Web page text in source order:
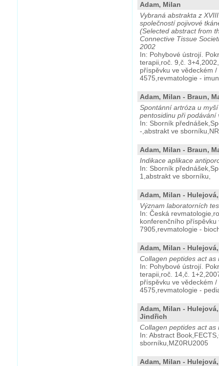
Adam, Milan
Vybraná abstrakta z
společností pojivové
(Selected abstract from
Connective Tissue
2002
In: Pohybové ústrojí.
terapii,roč. 9,č.
příspěvku ve vědeckém
4575,revmatologie -
Adam, Milan - Braun,
Spontánní artróza u
pentosidinu při podávání
In: Sborník
-,abstrakt ve
Adam, Milan - Braun,
Indikace aplikace
In: Sborník
1,abstrakt ve sborníku,
Adam, Milan -
Význam laboratorních
In: Česká
konferenčního
7905,revmatologie -
Adam, Milan -
Collagen peptides act as
In: Pohybové ústrojí.
terapii,roč. 14,č.
příspěvku ve vědeckém
4575,revmatologie -
Adam, Milan -
Jindřich
Collagen peptides act as
In: Abstract
sborníku,MZ0RU2005
Adam, Milan -